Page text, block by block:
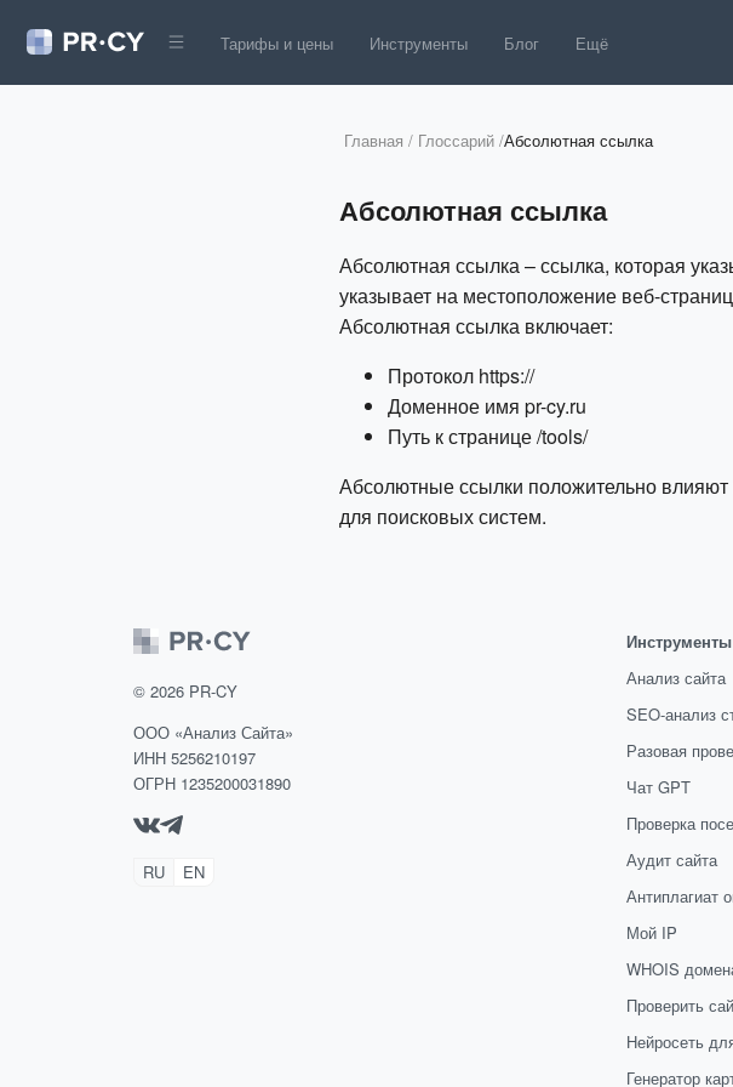
Тарифы и цены Инструменты Блог Ещё
Главная / Глоссарий /Абсолютная ссылка
Абсолютная ссылка
Абсолютная ссылка – ссылка, которая
указывает на местоположение веб-
Абсолютная ссылка включает:
Протокол https://
Доменное имя pr-cy.ru
Путь к странице /tools/
Абсолютные ссылки положительно
для поисковых систем.
© 2026 PR-CY
ООО «Анализ Сайта»
ИНН 5256210197
ОГРН 1235200031890
RU EN
Инструменты
Анализ сайта
SEO-анализ
Разовая
Чат GPT
Проверка
Аудит сайта
Антиплагиат
Мой IP
WHOIS
Проверить
Нейросеть
Генератор